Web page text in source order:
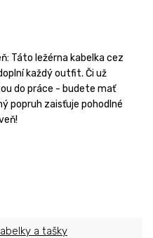
Táto ležérna kabelka cez
každý outfit. Či už
do práce - budete mať
popruh zaisťuje pohodlné
a tašky